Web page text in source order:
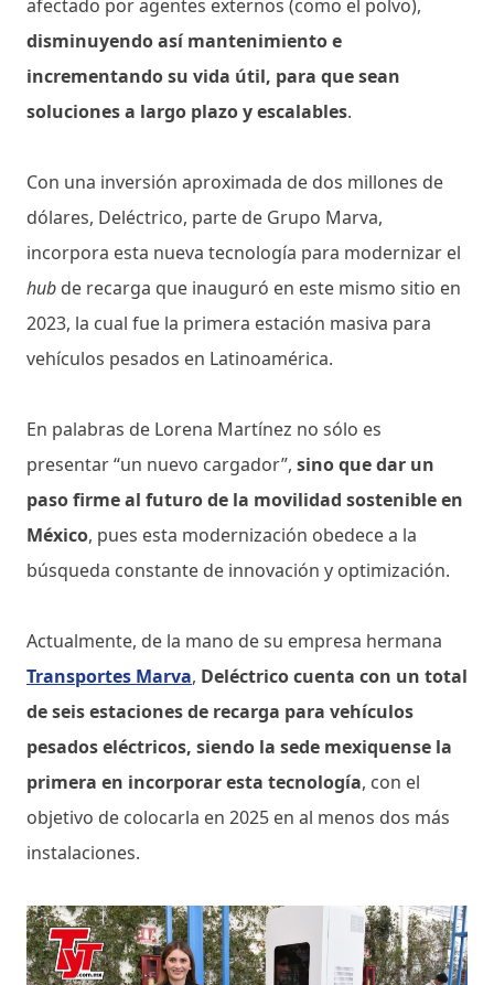
afectado por agentes externos (como el polvo),
disminuyendo así mantenimiento e
incrementando su vida útil, para que sean
soluciones a largo plazo y escalables.
Con una inversión aproximada de dos millones de
dólares, Deléctrico, parte de Grupo Marva,
incorpora esta nueva tecnología para modernizar el
hub de recarga que inauguró en este mismo sitio en
2023, la cual fue la primera estación masiva para
vehículos pesados en Latinoamérica.
En palabras de Lorena Martínez no sólo es
presentar “un nuevo cargador”, sino que dar un
paso firme al futuro de la movilidad sostenible en
México, pues esta modernización obedece a la
búsqueda constante de innovación y optimización.
Actualmente, de la mano de su empresa hermana
Transportes Marva, Deléctrico cuenta con un total
de seis estaciones de recarga para vehículos
pesados eléctricos, siendo la sede mexiquense la
primera en incorporar esta tecnología, con el
objetivo de colocarla en 2025 en al menos dos más
instalaciones.